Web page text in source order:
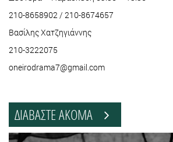
210-8658902 / 210-8674657
Βασίλης Χατζηγιάννης
210-3222075
oneirodrama7@gmail.com
ΔΙΑΒΑΣΤΕ ΑΚΟΜΑ